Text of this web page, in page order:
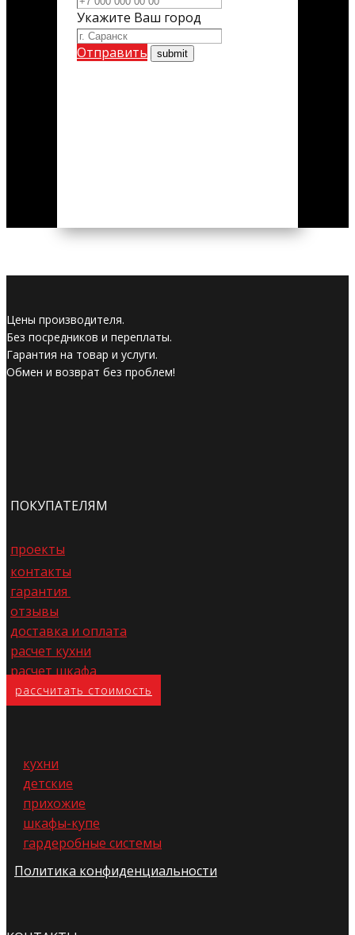
Укажите Ваш город
Отправить
Цены производителя.
Без посредников и переплаты.
Гарантия на товар и услуги.
Обмен и возврат без проблем!
ПОКУПАТЕЛЯМ
проекты
контакты
гарантия
отзывы
доставка и оплата
расчет кухни
расчет шкафа
расс​читать стоимость
кухни
детские
прихожие
шкафы-купе
гардеробные системы
Политика конфиденциальности